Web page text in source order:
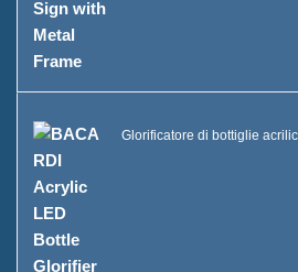
Glorificatore di bottiglie